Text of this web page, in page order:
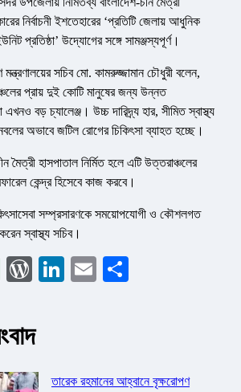
নির্বাচনী ইশতেহারের ‘প্রতিটি জেলায় আধুনিক
প্রতিষ্ঠা’ উদ্যোগের সঙ্গে সামঞ্জস্যপূর্ণ।
মন্ত্রণালয়ের সচিব মো. কামরুজ্জামান চৌধুরী বলেন,
প্রায় দুই কোটি মানুষের জন্য উন্নত
এখনও বড় চ্যালেঞ্জ। উচ্চ দারিদ্র্য হার, সীমিত স্বাস্থ্য
অভাবে জটিল রোগের চিকিৎসা ব্যাহত হচ্ছে।
মৈত্রী হাসপাতাল নির্মিত হলে এটি উত্তরাঞ্চলের
কেন্দ্র হিসেবে কাজ করবে।
সম্প্রসারণকে সময়োপযোগী ও কৌশলগত
স্বাস্থ্য সচিব।
WhatsApp
WordPress
LinkedIn
Email
তারেক রহমানের আহ্বানে বৃক্ষরোপণ